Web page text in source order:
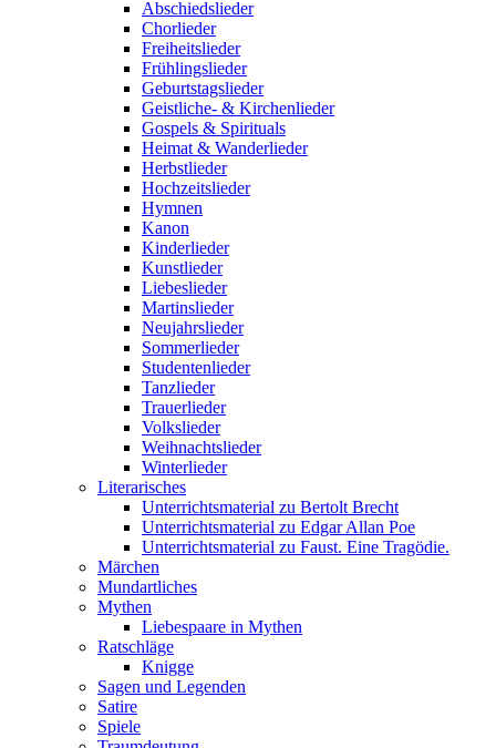
Abschiedslieder
Chorlieder
Freiheitslieder
Frühlingslieder
Geburtstagslieder
Geistliche- & Kirchenlieder
Gospels & Spirituals
Heimat & Wanderlieder
Herbstlieder
Hochzeitslieder
Hymnen
Kanon
Kinderlieder
Kunstlieder
Liebeslieder
Martinslieder
Neujahrslieder
Sommerlieder
Studentenlieder
Tanzlieder
Trauerlieder
Volkslieder
Weihnachtslieder
Winterlieder
Literarisches
Unterrichtsmaterial zu Bertolt Brecht
Unterrichtsmaterial zu Edgar Allan Poe
Unterrichtsmaterial zu Faust. Eine Tragödie.
Märchen
Mundartliches
Mythen
Liebespaare in Mythen
Ratschläge
Knigge
Sagen und Legenden
Satire
Spiele